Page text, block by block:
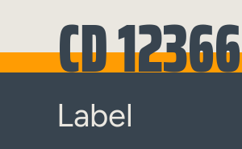
CD 12366
Label